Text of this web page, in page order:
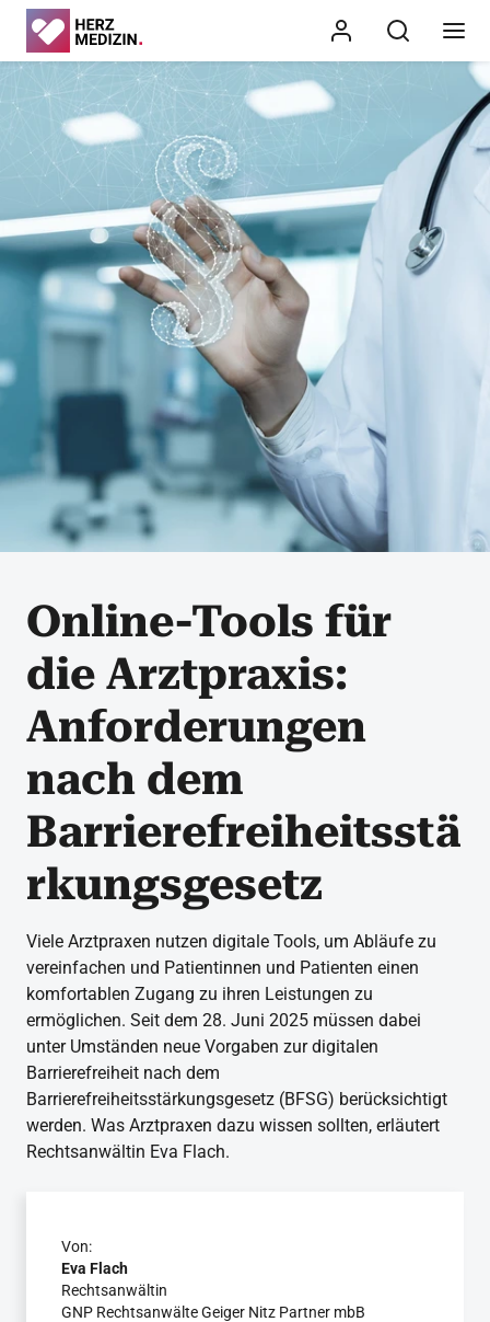
Online-Tools für
die Arztpraxis:
Anforderungen
nach dem
Barrierefreiheitsstä
rkungsgesetz
Viele Arztpraxen nutzen digitale Tools, um Abläufe zu
vereinfachen und Patientinnen und Patienten einen
komfortablen Zugang zu ihren Leistungen zu
ermöglichen. Seit dem 28. Juni 2025 müssen dabei
unter Umständen neue Vorgaben zur digitalen
Barrierefreiheit nach dem
Barrierefreiheitsstärkungsgesetz (BFSG) berücksichtigt
werden. Was Arztpraxen dazu wissen sollten, erläutert
Rechtsanwältin Eva Flach.
Von:
Eva Flach
Rechtsanwältin
GNP Rechtsanwälte Geiger Nitz Partner mbB